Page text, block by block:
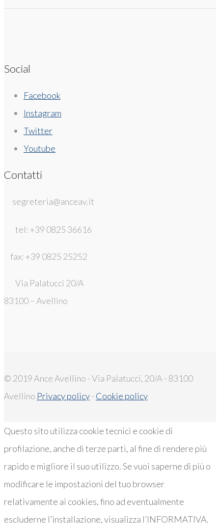
Social
Facebook
Instagram
Twitter
Youtube
Contatti
segreteria@anceav.it
tel: +39 0825 36616
fax: +39 0825 25252
Via Palatucci 20/A
83100 – Avellino
© 2019 Ance Avellino - Via Palatucci, 20/A - 83100
Avellino Privacy policy- Cookie policy
Questo sito utilizza cookie tecnici e cookie di
profilazione, anche di terze parti, al fine di rendere più
rapido e migliore il suo utilizzo. Se vuoi saperne di più o
modificare le impostazioni del tuo browser
relativamente ai cookies, fino ad eventualmente
escluderne l’installazione, visualizza l’INFORMATIVA.